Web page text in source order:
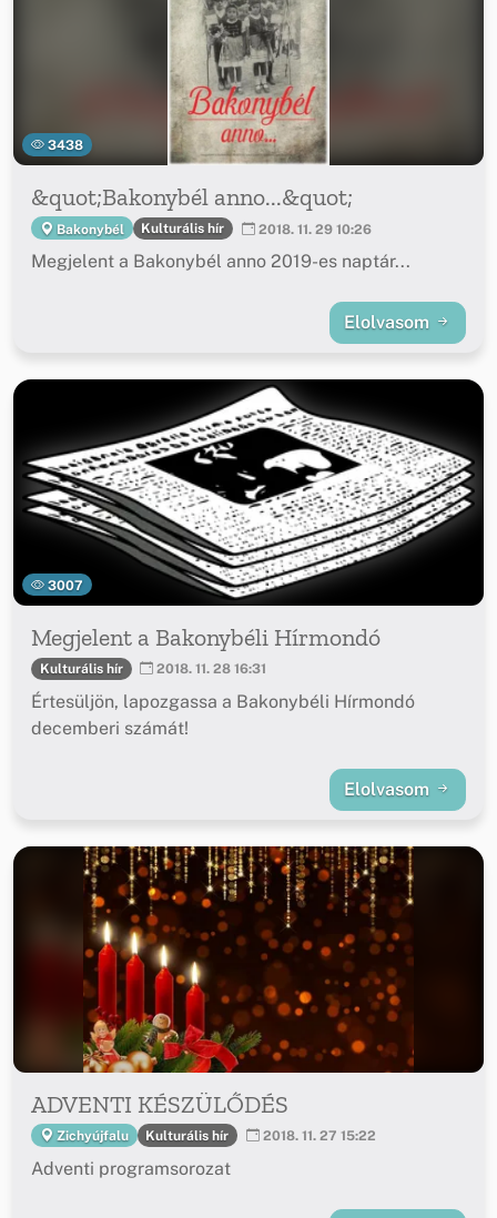
3438
&quot;Bakonybél anno...&quot;
Bakonybél Kulturális hír 2018. 11. 29 10:26
Megjelent a Bakonybél anno 2019-es naptár...
Elolvasom
3007
Megjelent a Bakonybéli Hírmondó
Kulturális hír 2018. 11. 28 16:31
Értesüljön, lapozgassa a Bakonybéli Hírmondó
decemberi számát!
Elolvasom
ADVENTI KÉSZÜLŐDÉS
Zichyújfalu Kulturális hír 2018. 11. 27 15:22
Adventi programsorozat